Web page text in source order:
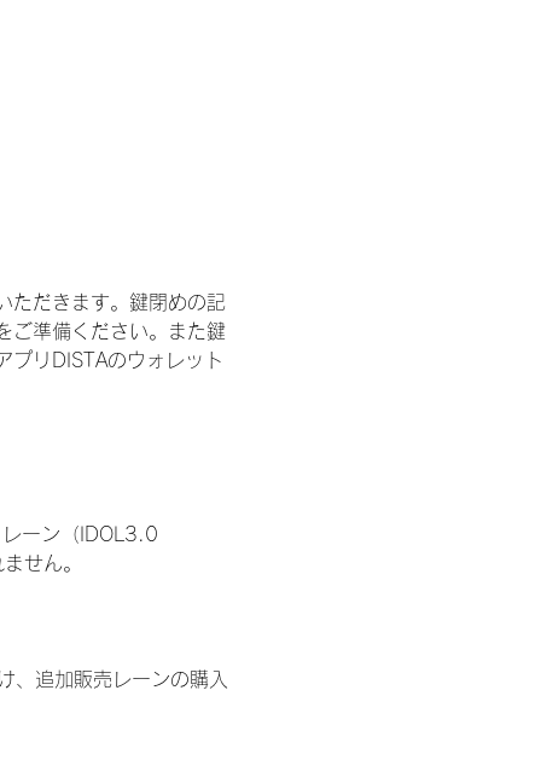
ただきます。鍵閉めの記
ご準備ください。また鍵
プリDISTAのウォレット
ーン（IDOL3.0
せん。
、追加販売レーンの購入